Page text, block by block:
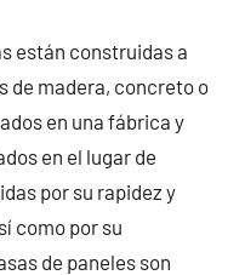
están construidas a
de madera, concreto o
en una fábrica y
en el lugar de
por su rapidez y
como por su
de paneles son